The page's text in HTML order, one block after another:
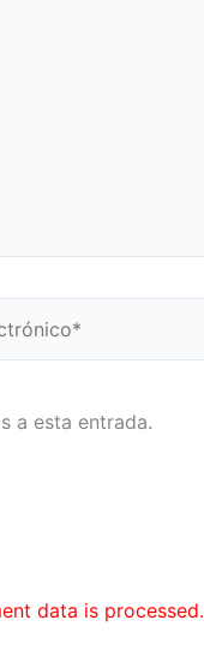
a esta entrada.
data is processed.